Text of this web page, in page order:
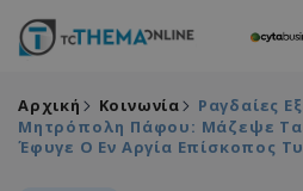
Αρχική Κοινωνία
Ραγδαίες
Μητρόπολη Πάφου: Μάζεψε Τα
Έφυγε Ο Εν Αργία Επίσκοπος